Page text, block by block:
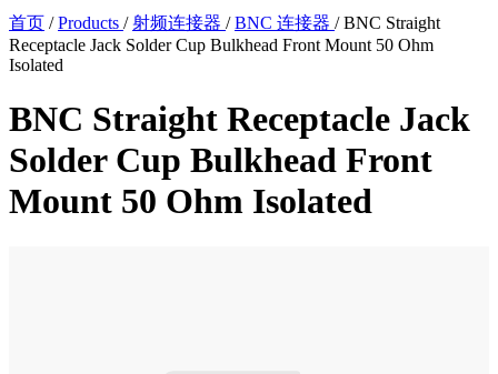
首页 / Products / 射频连接器 / BNC 连接器 / BNC Straight
Receptacle Jack Solder Cup Bulkhead Front Mount 50 Ohm
Isolated
BNC Straight Receptacle Jack
Solder Cup Bulkhead Front
Mount 50 Ohm Isolated